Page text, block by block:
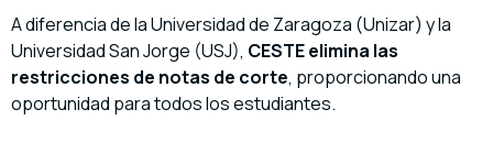
A diferencia de la Universidad de Zaragoza (Unizar) y la
Universidad San Jorge (USJ), CESTE elimina las
restricciones de notas de corte, proporcionando una
oportunidad para todos los estudiantes.